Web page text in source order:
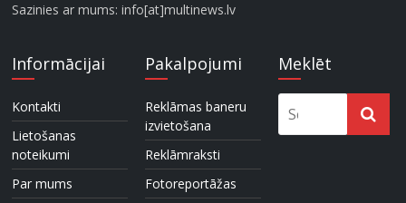
Sazinies ar mums: info[at]multinews.lv
Informācijai
Kontakti
Lietošanas
noteikumi
Par mums
Pakalpojumi
Reklāmas baneru
izvietošana
Reklāmraksti
Fotoreportāžas
Meklēt